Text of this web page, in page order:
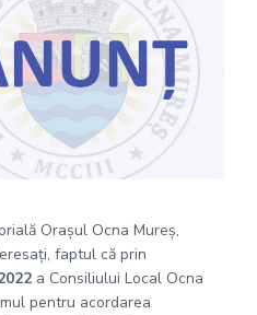
Orașul Ocna Mureș,
faptul că prin
a Consiliului Local Ocna
pentru acordarea